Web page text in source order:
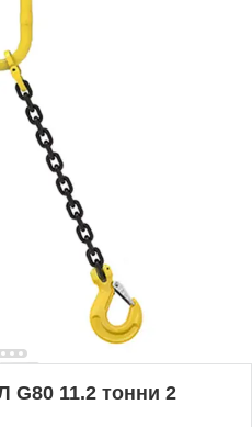
G80 11.2 тонни 2